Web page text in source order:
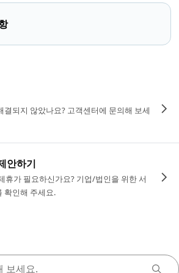
결되지 않았나요? 고객센터에 문의해 보세
안하기
휴가 필요하신가요? 기업/법인을 위한 서
확인해 주세요.